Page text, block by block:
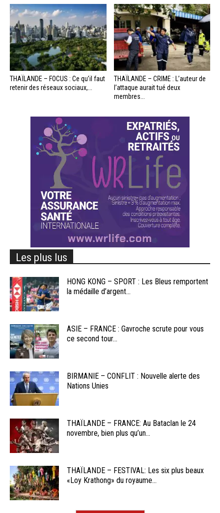
THAÏLANDE – FOCUS : Ce qu’il faut
retenir des réseaux sociaux,...
THAÏLANDE – CRIME : L’auteur de
l’attaque aurait tué deux
membres...
Les plus lus
HONG KONG – SPORT : Les Bleus remportent
la médaille d’argent...
ASIE – FRANCE : Gavroche scrute pour vous
ce second tour...
BIRMANIE – CONFLIT : Nouvelle alerte des
Nations Unies
THAÏLANDE – FRANCE: Au Bataclan le 24
novembre, bien plus qu’un...
THAÏLANDE – FESTIVAL: Les six plus beaux
«Loy Krathong» du royaume...